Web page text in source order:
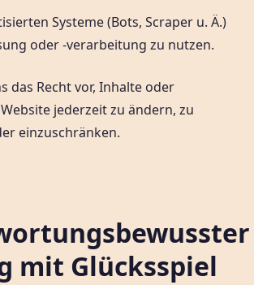
Systeme (Bots, Scraper u. Ä.)
oder -verarbeitung zu nutzen.
das Recht vor, Inhalte oder
jederzeit zu ändern, zu
einzuschränken.
mit Glücksspiel